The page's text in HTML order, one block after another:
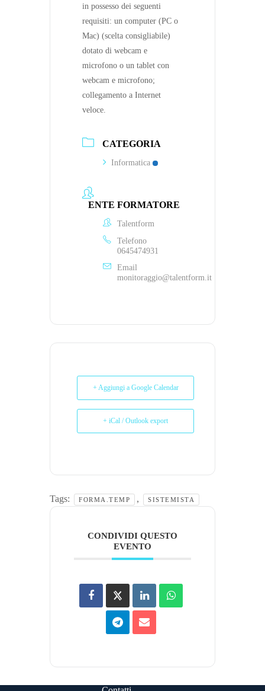
in possesso dei seguenti
requisiti: un computer (PC o
Mac) (scelta consigliabile)
dotato di webcam e
microfono o un tablet con
webcam e microfono;
collegamento a Internet
veloce.
CATEGORIA
Informatica
ENTE FORMATORE
Talentform
Telefono
0645474931
Email
monitoraggio@talentform.it
+ Aggiungi a Google Calendar
+ iCal / Outlook export
Tags: FORMA.TEMP , SISTEMISTA
CONDIVIDI QUESTO
EVENTO